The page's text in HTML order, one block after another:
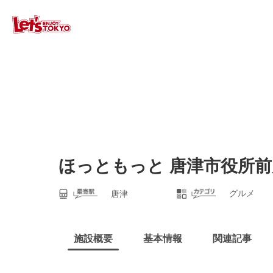
ほっともっと 唐津市役所
唐津 グルメ
施設概要 基本情報 関連記事